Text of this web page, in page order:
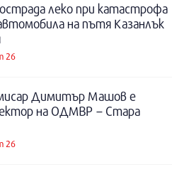
леко при катастрофа
на пътя Казанлък
26
Димитър Машов е
на ОДМВР – Стара
26